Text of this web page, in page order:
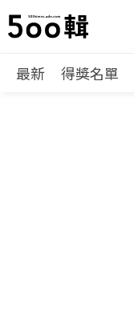
最新 得獎名單